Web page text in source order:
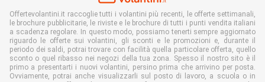
Offertevolantini.it raccoglie tutti i volantini più recenti, le offerte settimanali,
le brochure pubblicitarie, le riviste e le brochure di tutti i punti vendita italiani
a scadenza regolare. In questo modo, possiamo tenerti sempre aggiornato
riguardo le offerte sui volantini, gli sconti e le promozioni e, durante il
periodo dei saldi, potrai trovare con facilità quella particolare offerta, quello
sconto o quel ribasso nei negozi della tua zona. Spesso il nostro sito è il
primo a presentarti i nuovi volantini, persino prima che arrivino per posta.
Ovviamente, potrai anche visualizzarli sul posto di lavoro, a scuola o in